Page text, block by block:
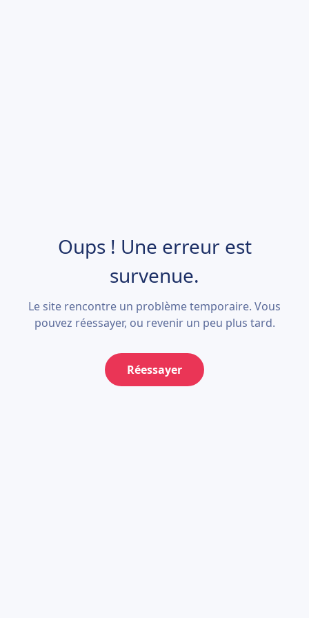
Oups ! Une erreur est
survenue.
Le site rencontre un problème temporaire. Vous
pouvez réessayer, ou revenir un peu plus tard.
Réessayer